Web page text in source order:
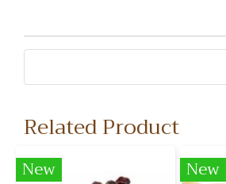
Related Product
New New